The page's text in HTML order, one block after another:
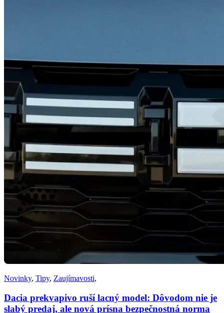
Novinky, Tipy, Zaujímavosti,
Dacia prekvapivo ruší lacný model: Dôvodom nie je
slabý predaj, ale nová prísna bezpečnostná norma